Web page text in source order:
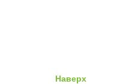
Наверх